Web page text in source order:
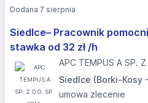
Siedlce– Pracownik
stawka od 32 zł /h
APC TEMPUS A SP.
Siedlce (Borki-Kosy
umowa zlecenie
Dodana 7 sierpnia